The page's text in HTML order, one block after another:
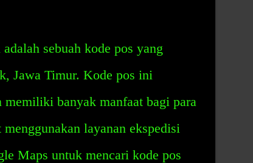
sebuah kode pos yang
Jawa Timur. Kode pos ini
banyak manfaat bagi para
layanan ekspedisi
Maps untuk mencari kode pos